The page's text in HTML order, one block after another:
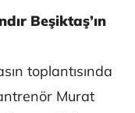
Beşiktaş’ın
toplantısında
Murat